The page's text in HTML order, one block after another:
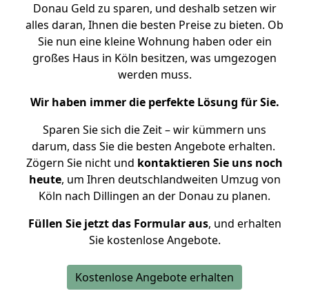
Donau Geld zu sparen, und deshalb setzen wir
alles daran, Ihnen die besten Preise zu bieten. Ob
Sie nun eine kleine Wohnung haben oder ein
großes Haus in Köln besitzen, was umgezogen
werden muss.
Wir haben immer die perfekte Lösung für Sie.
Sparen Sie sich die Zeit – wir kümmern uns
darum, dass Sie die besten Angebote erhalten.
Zögern Sie nicht und kontaktieren Sie uns noch
heute, um Ihren deutschlandweiten Umzug von
Köln nach Dillingen an der Donau zu planen.
Füllen Sie jetzt das Formular aus, und erhalten
Sie kostenlose Angebote.
Kostenlose Angebote erhalten